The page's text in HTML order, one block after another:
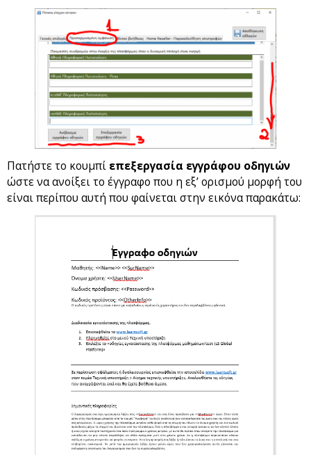
Πατήστε το κουμπί επεξεργασία εγγράφου οδηγιών
ώστε να ανοίξει το έγγραφο που η εξ’ ορισμού μορφή του
είναι περίπου αυτή που φαίνεται στην εικόνα παρακάτω: